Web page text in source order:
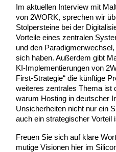
Im aktuellen Interview mit
von 2WORK, sprechen wir
Stolpersteine bei der
Vorteile eines zentralen
und den
sich haben. Außerdem gibt
KI-Implementierungen von
First-Strategie“ die künftige
weiteres zentrales Thema ist
warum Hosting in deutscher
Unsicherheiten nicht nur ein
auch ein strategischer Vorteil
Freuen Sie sich auf klare
mutige Visionen hier im